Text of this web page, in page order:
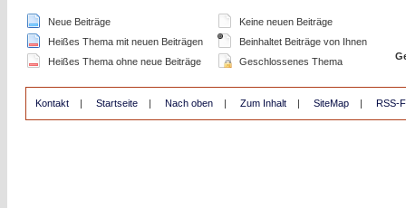
Neue Beiträge
Heißes Thema mit neuen Beiträgen
Heißes Thema ohne neue Beiträge
Keine neuen Beiträge
Beinhaltet Beiträge von Ihnen
Geschlossenes Thema
Kontakt | Startseite | Nach oben | Zum Inhalt | SiteMap | RSS-